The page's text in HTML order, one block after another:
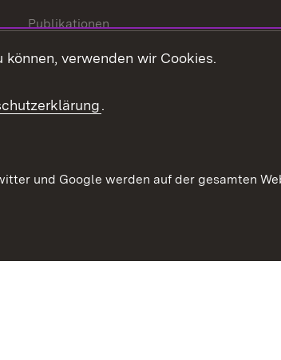
Publikationen
Stellen und Ausbildung
Verkehrsinformationen
verwenden wir Cookies.
.
und Google werden auf der gesamten